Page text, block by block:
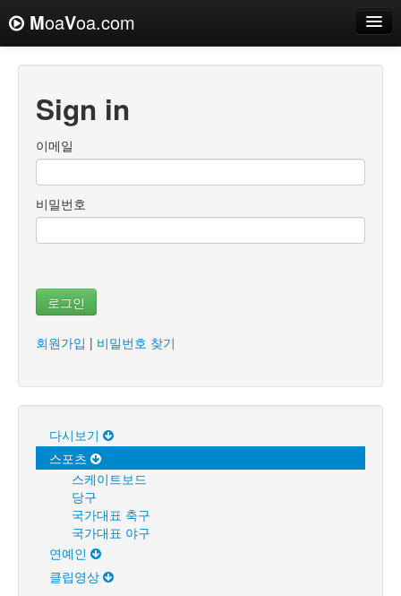
MoaVoa.com
Sign in
이메일
비밀번호
로그인
회원가입 | 비밀번호 찾기
다시보기
스포츠
스케이트보드
당구
국가대표 축구
국가대표 야구
연예인
클립영상